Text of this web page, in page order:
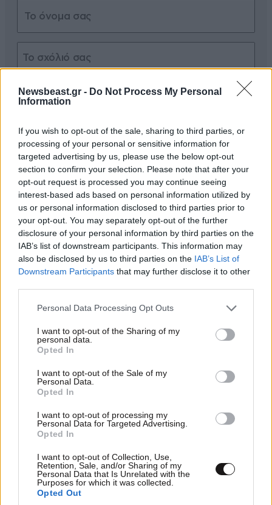
Newsbeast.gr - Do Not Process My Personal
Information
If you wish to opt-out of the sale, sharing to third parties, or
processing of your personal or sensitive information for
targeted advertising by us, please use the below opt-out
section to confirm your selection. Please note that after your
opt-out request is processed you may continue seeing
interest-based ads based on personal information utilized by
us or personal information disclosed to third parties prior to
your opt-out. You may separately opt-out of the further
disclosure of your personal information by third parties on the
IAB’s list of downstream participants. This information may
also be disclosed by us to third parties on the IAB’s List of
Downstream Participants that may further disclose it to other
Please note that this website/app uses one or more Google
not limited to your visit or usage behaviour. You may click to
grant or deny consent to Google and its third-party tags to
use your data for below specified purposes in below Google
consent section.
Personal Data Processing Opt Outs
I want to opt-out of the Sharing of my
personal data.
Opted In
I want to opt-out of the Sale of my
Personal Data.
Opted In
I want to opt-out of processing my
Personal Data for Targeted Advertising.
Opted In
I want to opt-out of Collection, Use,
Retention, Sale, and/or Sharing of my
Personal Data that Is Unrelated with the
Purposes for which it was collected.
Opted Out
Xαρακτήρες: 0/1000
ΠΡΟΣΘΗΚΗ
Για εξηγήστε μας, τότε,
πως μας ξεπέρασε ακόμα και η Βουλγαρία σε
αγοραστική δύναμη, και γίναμε οι τελευταίοι στην
Ευρωπαϊκή Ένωση ?